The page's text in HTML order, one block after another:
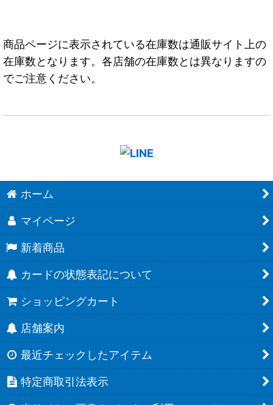
商品ページに表示されている在庫数は通販サイト上の
在庫数となります。各店舗の在庫数とは異なりますの
でご注意ください。
ホーム
マイページ
新着商品
カードの状態表記について
ショッピングカート
店舗案内
最近チェックしたアイテム
特定商取引法表示